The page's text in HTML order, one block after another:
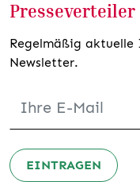
Presseverteiler
Regelmäßig
Newsletter.
EINTRAGEN